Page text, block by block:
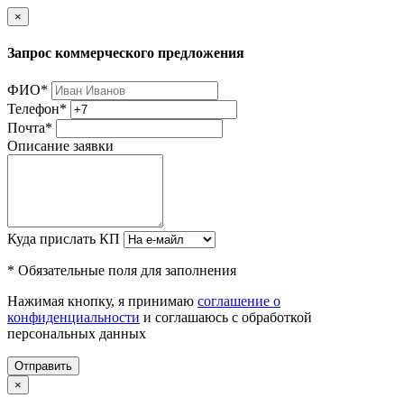
×
Запрос коммерческого предложения
ФИО*
Телефон*
Почта*
Описание заявки
Куда прислать КП
* Обязательные поля для заполнения
Нажимая кнопку, я принимаю соглашение о
конфиденциальности и соглашаюсь с обработкой
персональных данных
Отправить
×